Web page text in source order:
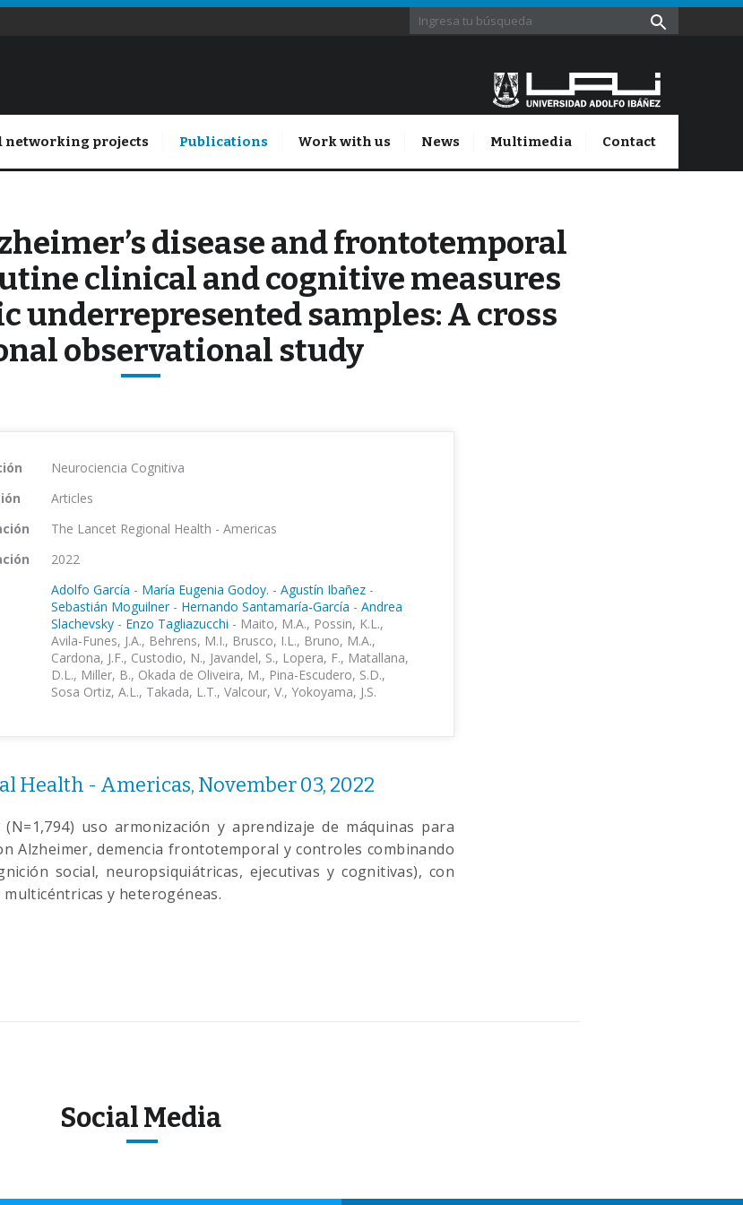
networking projects Publications Work with us News Multimedia Contact
disease and frontotemporal
clinical and cognitive measures
underrepresented samples: A cross
observational study
Neurociencia Cognitiva
Articles
The Lancet Regional Health - Americas
2022
Adolfo García - María Eugenia Godoy. - Agustín Ibañez -
Sebastián Moguilner - Hernando Santamaría-García - Andrea
Slachevsky - Enzo Tagliazucchi - Maito, M.A., Possin, K.L.,
Avila-Funes, J.A., Behrens, M.I., Brusco, I.L., Bruno, M.A.,
Cardona, J.F., Custodio, N., Javandel, S., Lopera, F., Matallana,
D.L., Miller, B., Okada de Oliveira, M., Pina-Escudero, S.D.,
Sosa Ortiz, A.L., Takada, L.T., Valcour, V., Yokoyama, J.S.
Health - Americas, November 03, 2022
uso armonización y aprendizaje de máquinas para
Alzheimer, demencia frontotemporal y controles combinando
social, neuropsiquiátricas, ejecutivas y cognitivas), con
y heterogéneas.
Social Media